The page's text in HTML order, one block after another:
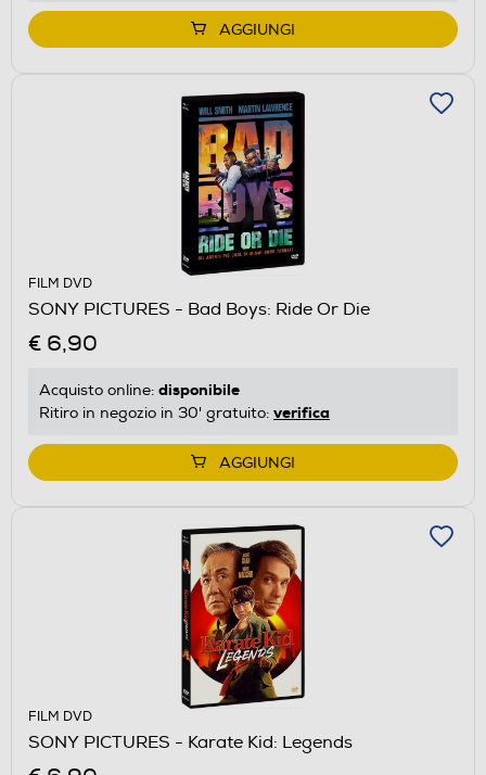
AGGIUNGI
FILM DVD
SONY PICTURES - Bad Boys: Ride Or Die
€ 6,90
Acquisto online: disponibile
Ritiro in negozio in 30' gratuito: verifica
AGGIUNGI
FILM DVD
SONY PICTURES - Karate Kid: Legends